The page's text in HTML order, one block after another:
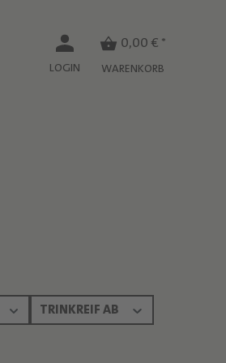
LOGIN
0,00 € *
WARENKORB
TRINKREIF AB